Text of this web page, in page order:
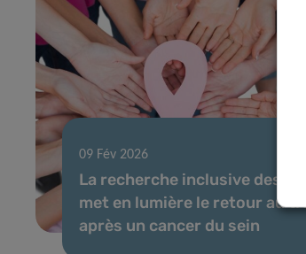
09 Fév 2026
La recherche inclusive des
met en lumière le retour au
après un cancer du sein